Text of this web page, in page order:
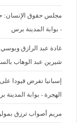
مجلس حقوق الإنسان:
- بوابة المدينة برس
غادة عبد الرازق
شيرين عبد الوهاب
إسبانيا تفرض قيودا
الهجرة - بوابة المدينة
مريم أصواب ترزق